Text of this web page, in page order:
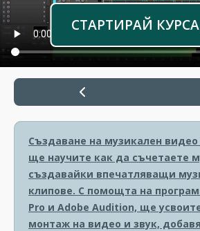
СТАРТИРАЙ
Създаване на музикален видео
ще научите как да съчетаете
създавайки впечатляващи
клипове. С помощта на
Pro и Adobe Audition, ще
монтаж на видео и звук,